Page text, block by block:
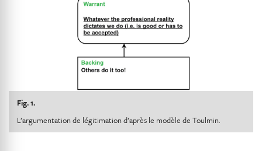
Fig. 1.
L’argumentation de légitimation d’après le modèle de Toulmin.